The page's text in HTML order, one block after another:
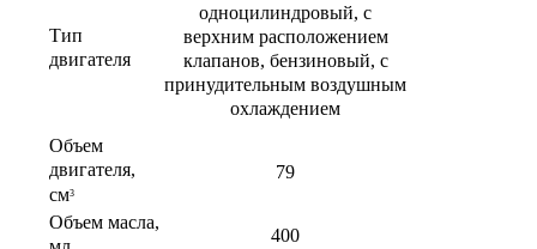
Тип
двигателя
одноцилиндровый, с
верхним расположением
клапанов, бензиновый, с
принудительным воздушным
охлаждением
Объем
двигателя,
см3
79
Объем масла,
400